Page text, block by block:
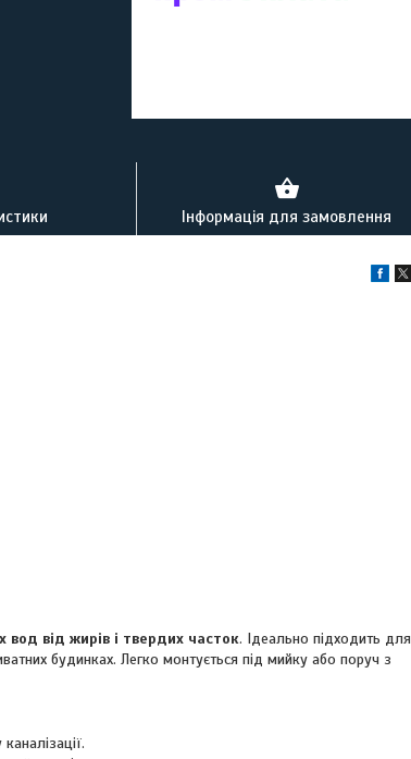
Інформація для замовлення
вод від жирів і твердих часток. Ідеально підходить для
будинках. Легко монтується під мийку або поруч з